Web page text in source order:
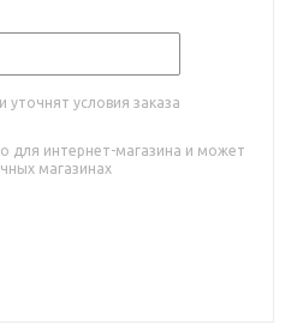
условия заказа
для интернет-магазина и может
магазинах